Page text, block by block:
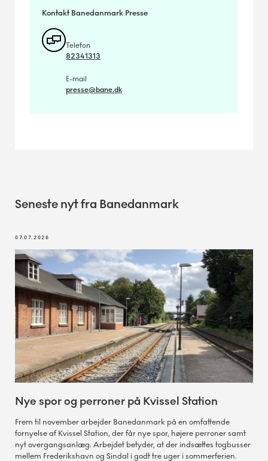
Kontakt Banedanmark Presse
Telefon
82341313
E-mail
presse@bane.dk
Seneste nyt fra Banedanmark
07.07.2026
Nye spor og perroner på Kvissel Station
Frem til november arbejder Banedanmark på en omfattende
fornyelse af Kvissel Station, der får nye spor, højere perroner samt
nyt overgangsanlæg. Arbejdet betyder, at der indsættes togbusser
mellem Frederikshavn og Sindal i godt tre uger i sommerferien.